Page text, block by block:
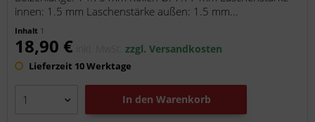
innen: 1.5 mm Laschenstärke außen: 1.5 mm...
Inhalt 1
18,90 € inkl. MwSt.zzgl. Versandkosten
Lieferzeit 10 Werktage
In den Warenkorb